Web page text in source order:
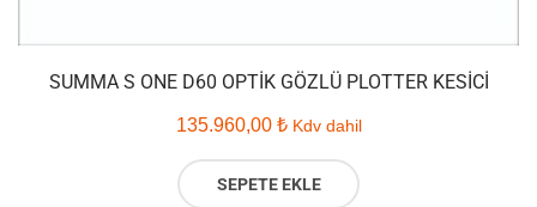
SUMMA S ONE D60 OPTIK GÖZLÜ PLOTTER KESICI
135.960,00 ₺ Kdv dahil
SEPETE EKLE